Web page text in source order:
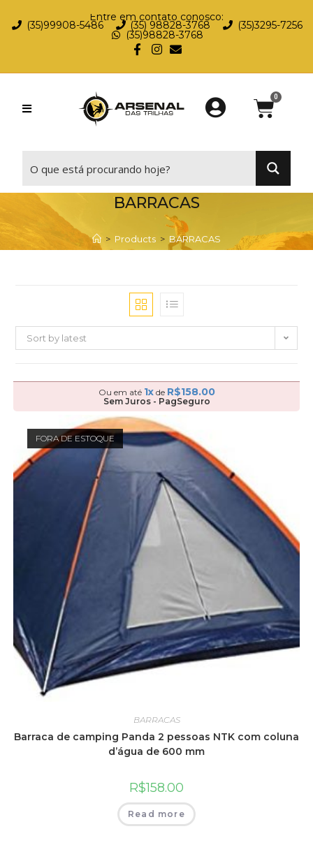
Entre em contato conosco:
(35)99908-5486 (35) 98828-3768 (35)3295-7256
(35)98828-3768
BARRACAS
> Products > BARRACAS
Sort by latest
Ou em até 1xde R$158.00
Sem Juros - PagSeguro
FORA DE ESTOQUE
BARRACAS
Barraca de camping Panda 2 pessoas NTK com coluna
d’água de 600 mm
R$158.00
Read more